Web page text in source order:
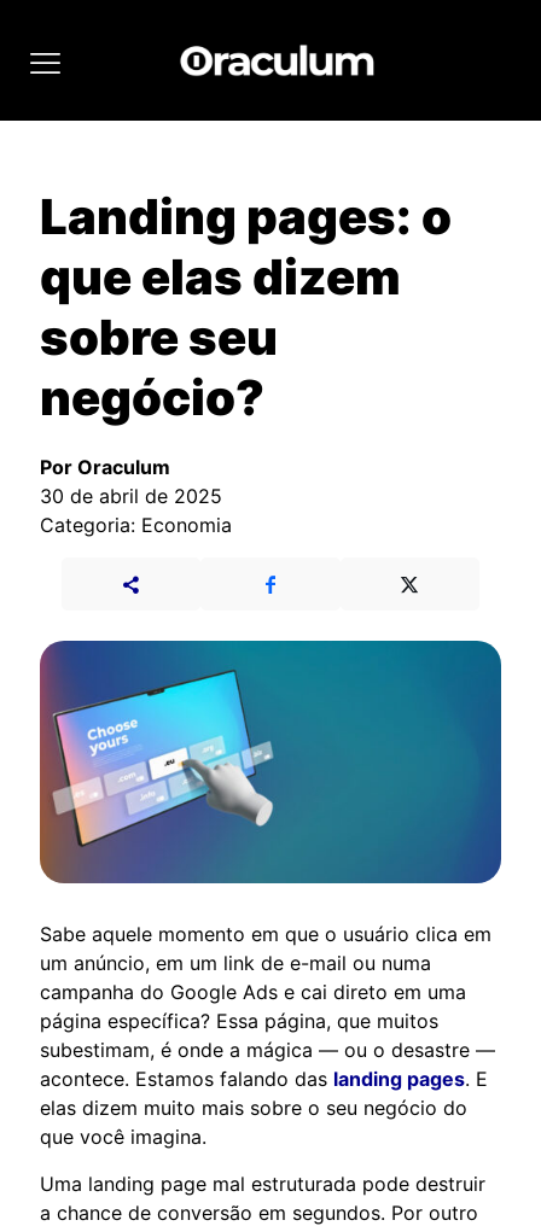
Landing pages: o
que elas dizem
sobre seu
negócio?
Por Oraculum
30 de abril de 2025
Categoria: Economia
Sabe aquele momento em que o usuário clica em
um anúncio, em um link de e-mail ou numa
campanha do Google Ads e cai direto em uma
página específica? Essa página, que muitos
subestimam, é onde a mágica — ou o desastre —
acontece. Estamos falando das landing pages. E
elas dizem muito mais sobre o seu negócio do
que você imagina.
Uma landing page mal estruturada pode destruir
a chance de conversão em segundos. Por outro